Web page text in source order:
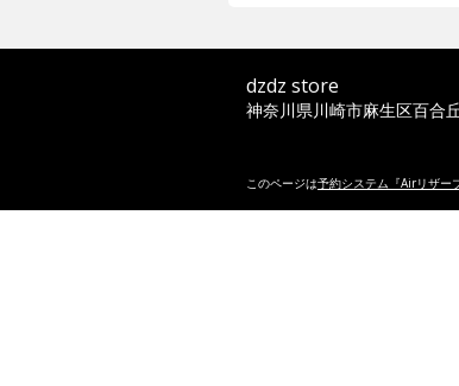
dzdz store
神奈川県川崎市麻生区百合
このページは予約システム『Airリザー